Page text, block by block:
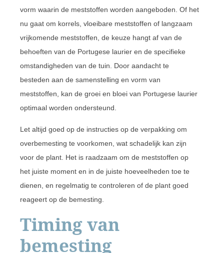
vorm waarin de meststoffen worden aangeboden. Of het
nu gaat om korrels, vloeibare meststoffen of langzaam
vrijkomende meststoffen, de keuze hangt af van de
behoeften van de Portugese laurier en de specifieke
omstandigheden van de tuin. Door aandacht te
besteden aan de samenstelling en vorm van
meststoffen, kan de groei en bloei van Portugese laurier
optimaal worden ondersteund.
Let altijd goed op de instructies op de verpakking om
overbemesting te voorkomen, wat schadelijk kan zijn
voor de plant. Het is raadzaam om de meststoffen op
het juiste moment en in de juiste hoeveelheden toe te
dienen, en regelmatig te controleren of de plant goed
reageert op de bemesting.
Timing van
bemesting